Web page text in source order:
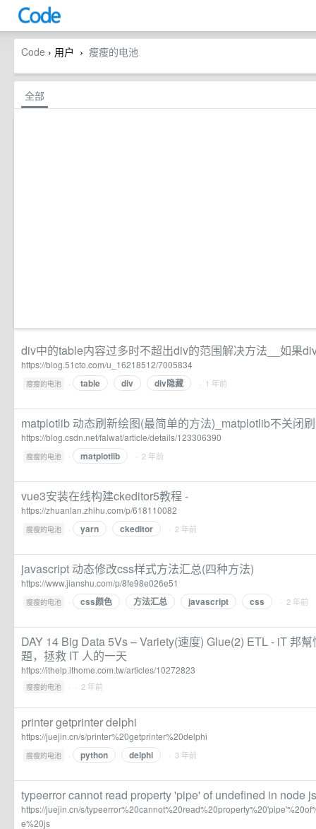
Code › 用户 › 瘦瘦的电池
全部
div中的table内容过多时不超出div的范围解决方法__如果
https://blog.51cto.com/u_16218512/7005834
瘦瘦的电池 · table div div隐藏 · 1 年前
matplotlib 动态刷新绘图(最简单的方法)_matplotlib不关闭
https://blog.csdn.net/falwat/article/details/123306390
瘦瘦的电池 · matplotlib · 2 年前
vue3安装在线构建ckeditor5教程 -
https://zhuanlan.zhihu.com/p/618110082
瘦瘦的电池 · yarn ckeditor · 2 年前
javascript 动态修改css样式方法汇总(四种方法)
https://www.jianshu.com/p/8fe98e026e51
瘦瘦的电池 · css颜色 方法汇总 javascript css · 2 年前
DAY 14 Big Data 5Vs – Variety(速度) Glue(2) ETL - iT 邦
題，拯救 IT 人的一天
https://ithelp.ithome.com.tw/articles/10272823
瘦瘦的电池 · · 2 年前
printer getprinter delphi
https://juejin.cn/s/printer%20getprinter%20delphi
瘦瘦的电池 · python delphi · 3 年前
typeerror cannot read property 'pipe' of undefined in node js
https://juejin.cn/s/
e%20js